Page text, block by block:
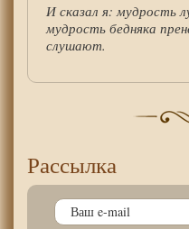
И сказал я: мудрость
мудрость бедняка
слушают.
Рассылка